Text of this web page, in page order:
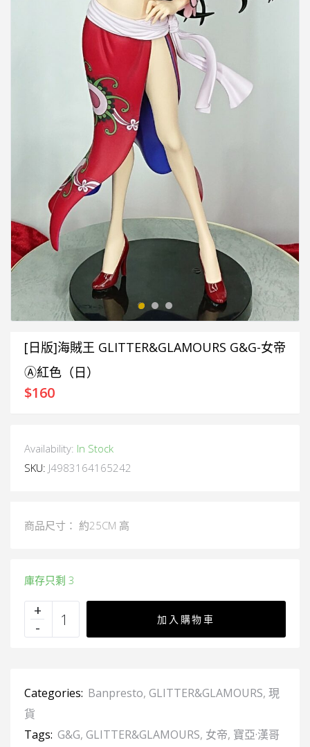
[日版]海賊王 GLITTER&GLAMOURS G&G-女帝
Ⓐ紅色（日）
$160
Availability: In Stock
SKU: J4983164165242
商品尺寸： 約25CM 高
庫存只剩 3
加入購物車
Categories: Banpresto, GLITTER&GLAMOURS, 現
貨
Tags: G&G, GLITTER&GLAMOURS, 女帝, 寶亞·漢哥